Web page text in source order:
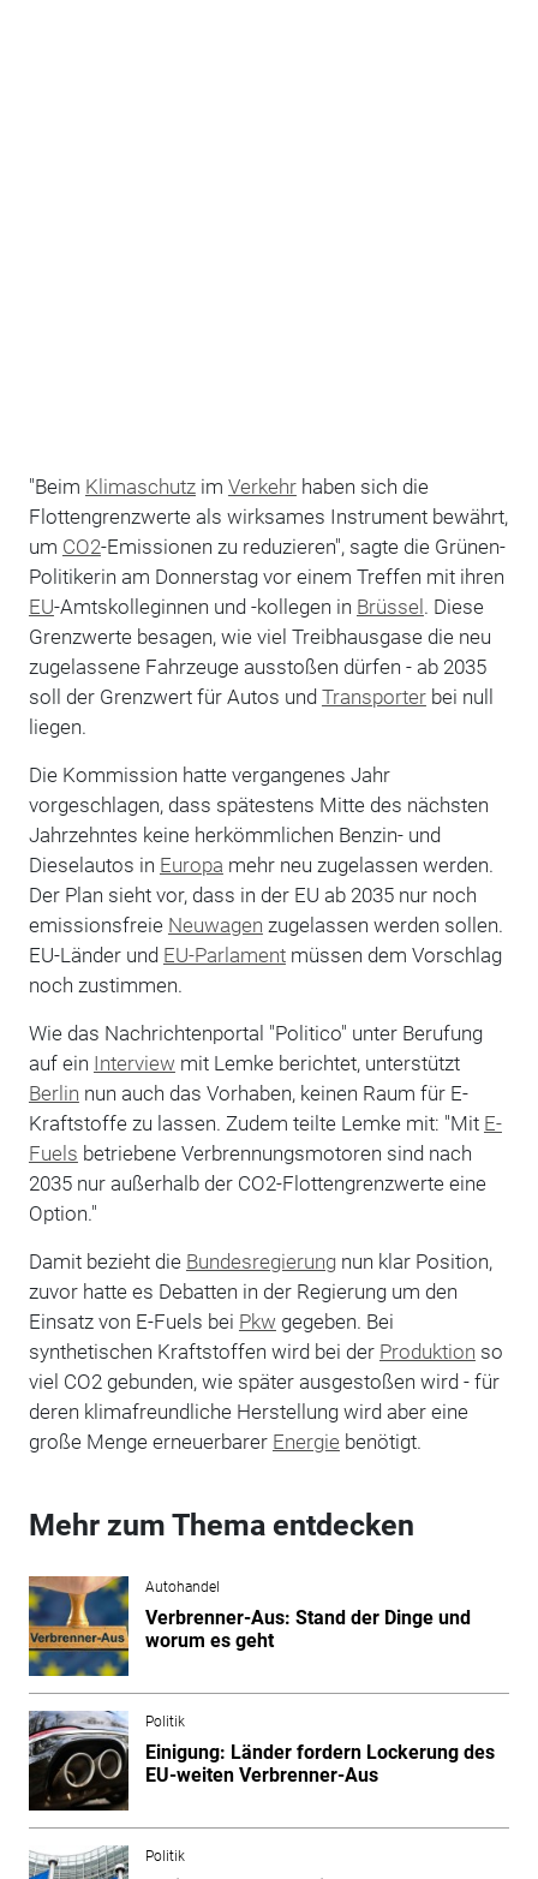
"Beim Klimaschutzim Verkehrhaben sich die
Flottengrenzwerte als wirksames Instrument bewährt,
um CO2-Emissionen zu reduzieren", sagte die Grünen-
Politikerin am Donnerstag vor einem Treffen mit ihren
EU-Amtskolleginnen und -kollegen in Brüssel. Diese
Grenzwerte besagen, wie viel Treibhausgase die neu
zugelassene Fahrzeuge ausstoßen dürfen - ab 2035
soll der Grenzwert für Autos und Transporterbei null
liegen.
Die Kommission hatte vergangenes Jahr
vorgeschlagen, dass spätestens Mitte des nächsten
Jahrzehntes keine herkömmlichen Benzin- und
Dieselautos in Europa mehr neu zugelassen werden.
Der Plan sieht vor, dass in der EU ab 2035 nur noch
emissionsfreie Neuwagen zugelassen werden sollen.
EU-Länder und EU-Parlamentmüssen dem Vorschlag
noch zustimmen.
Wie das Nachrichtenportal "Politico" unter Berufung
auf ein Interview mit Lemke berichtet, unterstützt
Berlin nun auch das Vorhaben, keinen Raum für E-
Kraftstoffe zu lassen. Zudem teilte Lemke mit: "Mit E-
Fuels betriebene Verbrennungsmotoren sind nach
2035 nur außerhalb der CO2-Flottengrenzwerte eine
Option."
Damit bezieht die Bundesregierungnun klar Position,
zuvor hatte es Debatten in der Regierung um den
Einsatz von E-Fuels bei Pkw gegeben. Bei
synthetischen Kraftstoffen wird bei der Produktion so
viel CO2 gebunden, wie später ausgestoßen wird - für
deren klimafreundliche Herstellung wird aber eine
große Menge erneuerbarer Energie benötigt.
Mehr zum Thema entdecken
Autohandel
Verbrenner-Aus: Stand der Dinge und
worum es geht
Politik
Einigung: Länder fordern Lockerung des
EU-weiten Verbrenner-Aus
Politik